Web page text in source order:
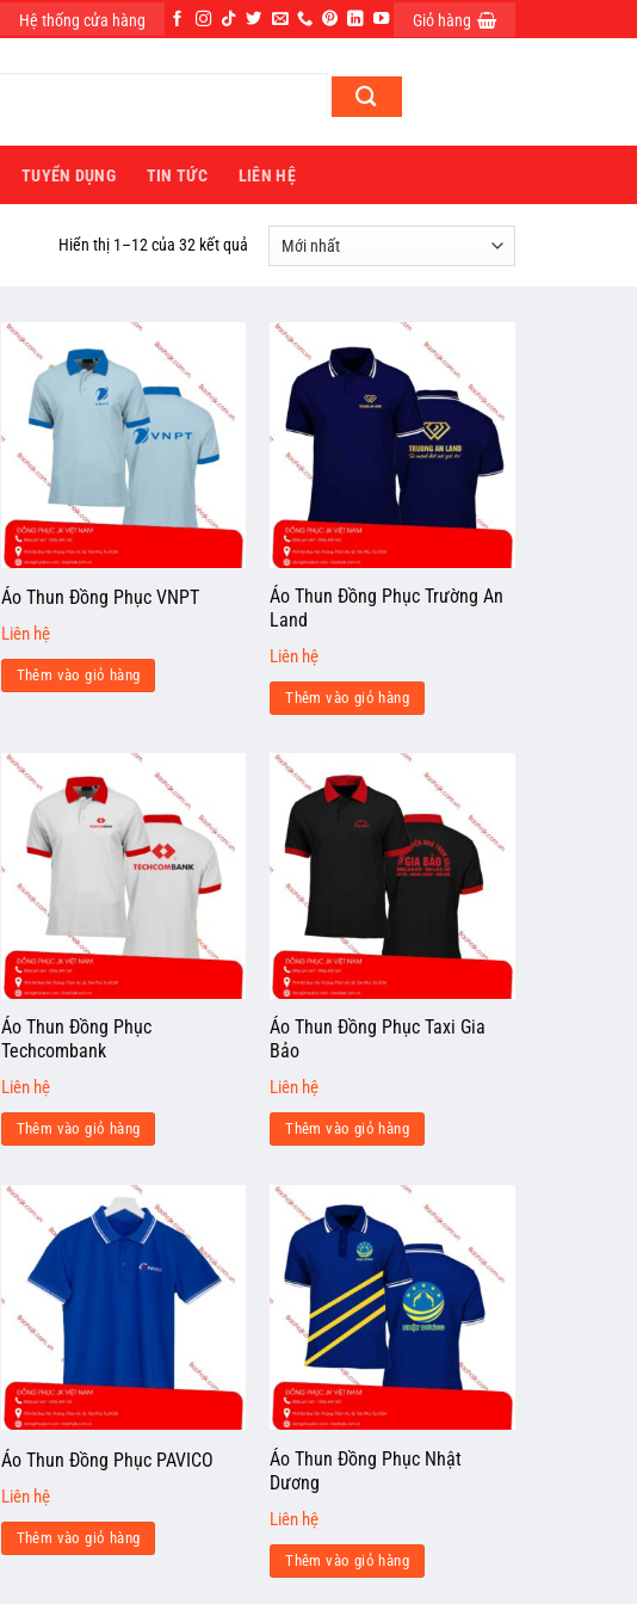
Hệ thống cửa hàng Giỏ hàng
TUYỂN DỤNG TIN TỨC LIÊN HỆ
Hiển thị 1–12 của 32 kết quả
Áo Thun Đồng Phục VNPT
Liên hệ
Thêm vào giỏ hàng
Áo Thun Đồng Phục Trường An
Land
Liên hệ
Thêm vào giỏ hàng
Áo Thun Đồng Phục
Techcombank
Liên hệ
Thêm vào giỏ hàng
Áo Thun Đồng Phục Taxi Gia
Bảo
Liên hệ
Thêm vào giỏ hàng
Áo Thun Đồng Phục PAVICO
Liên hệ
Thêm vào giỏ hàng
Áo Thun Đồng Phục Nhật
Dương
Liên hệ
Thêm vào giỏ hàng